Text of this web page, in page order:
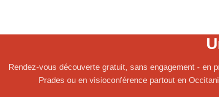
Rendez-vous découverte gratuit, sans engagement - en
Prades ou en visioconférence partout en